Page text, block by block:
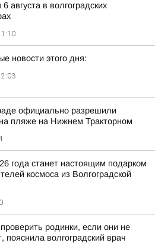
6 августа в волгоградских
новости этого дня:
официально разрешили
на пляже на Нижнем Тракторном
года станет настоящим подарком
космоса из Волгоградской
родинки, если они не
пояснила волгоградский врач